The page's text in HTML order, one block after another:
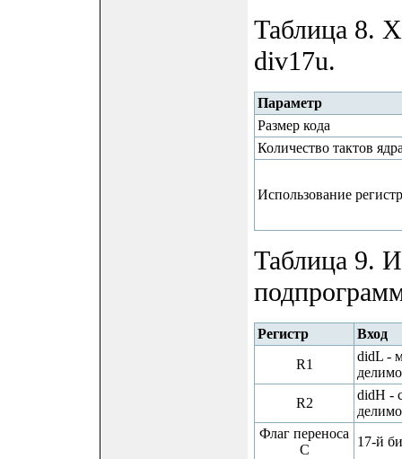
Таблица 8.
div17u.
Параметр
Размер кода
Количество тактов
Использование
Таблица 9.
Регистр
Вход
R1
didL -
R2
didH -
Флаг переноса
C
17-й